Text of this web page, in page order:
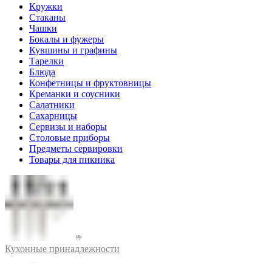
Кружки
Стаканы
Чашки
Бокалы и фужеры
Кувшины и графины
Тарелки
Блюда
Конфетницы и фруктовницы
Креманки и соусники
Салатники
Сахарницы
Сервизы и наборы
Столовые приборы
Предметы сервировки
Товары для пикника
Кухонные принадлежности